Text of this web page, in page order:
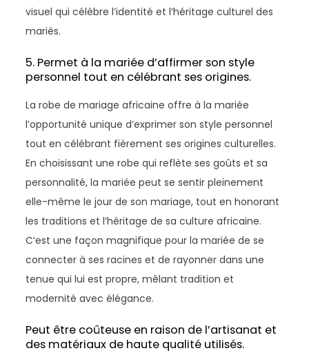
visuel qui célèbre l’identité et l’héritage culturel des
mariés.
5. Permet à la mariée d’affirmer son style
personnel tout en célébrant ses origines.
La robe de mariage africaine offre à la mariée
l’opportunité unique d’exprimer son style personnel
tout en célébrant fièrement ses origines culturelles.
En choisissant une robe qui reflète ses goûts et sa
personnalité, la mariée peut se sentir pleinement
elle-même le jour de son mariage, tout en honorant
les traditions et l’héritage de sa culture africaine.
C’est une façon magnifique pour la mariée de se
connecter à ses racines et de rayonner dans une
tenue qui lui est propre, mêlant tradition et
modernité avec élégance.
Peut être coûteuse en raison de l’artisanat et
des matériaux de haute qualité utilisés.